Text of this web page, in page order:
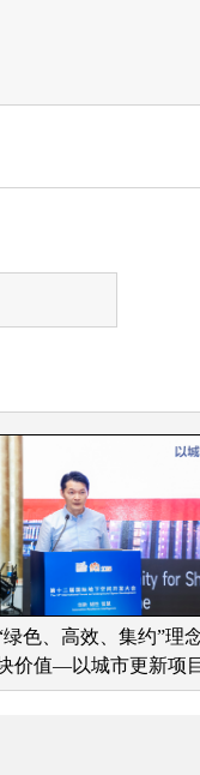
绿色、高效、集约”理
价值—以城市更新项
改造为例（蒋凯光）